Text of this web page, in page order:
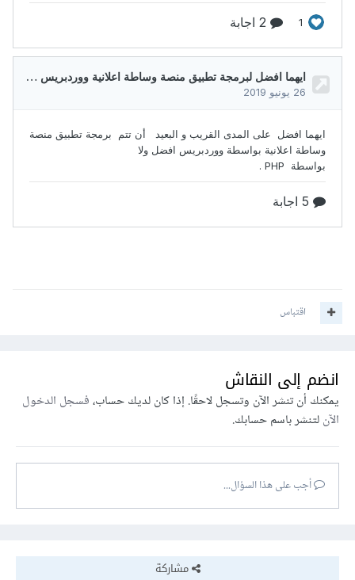
اقتباس
انضم إلى النقاش
يمكنك أن تنشر الآن وتسجل لاحقًا. إذا كان لديك حساب،فسجل الدخول
الآنلتنشر باسم حسابك.
أجب على هذا السؤال...
مشاركة